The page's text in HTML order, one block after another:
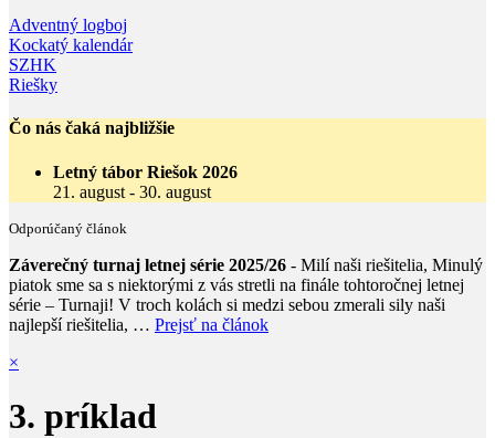
Adventný logboj
Kockatý kalendár
SZHK
Riešky
Čo nás čaká najbližšie
Letný tábor Riešok 2026
21. august - 30. august
Odporúčaný článok
Záverečný turnaj letnej série 2025/26 - Milí naši riešitelia, Minulý
piatok sme sa s niektorými z vás stretli na finále tohtoročnej letnej
série – Turnaji! V troch kolách si medzi sebou zmerali sily naši
najlepší riešitelia, … Prejsť na článok
×
3. príklad